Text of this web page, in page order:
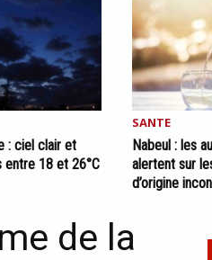
: ciel clair et
18 et 26°C
SANTE
Nabeul : les
alertent sur
d’origine
de la